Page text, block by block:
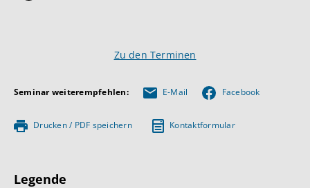
Zu den Terminen
Seminar weiterempfehlen: E-Mail Facebook
Drucken / PDF speichern Kontaktformular
Legende